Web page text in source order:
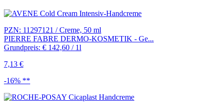
PZN: 11297121 / Creme, 50 ml
PIERRE FABRE DERMO-KOSMETIK - Ge...
Grundpreis: € 142,60 / 1l
7,13 €
-16% **